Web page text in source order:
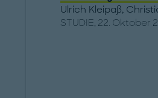
Ulrich Kleipaß,
STUDIE, 22. Oktober